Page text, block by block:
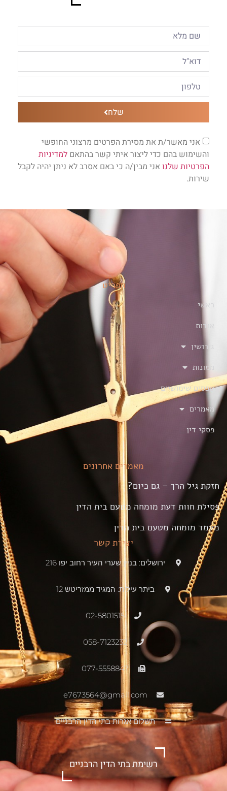
אני מאשר/ת את מסירת הפרטים מרצוני החופשי
והשימוש בהם כדי ליצור איתי קשר בהתאם למדיניות
הפרטיות שלנו אני מבין/ה כי באם אסרב לא ניתן יהיה לקבל
שירות.
שלח
תפריט
ראשי
אודות
גירושין
ממונות
טפסים שימושיים
מאמרים
פסקי דין
מאמרים אחרונים
חזקת גיל הרך – גם כיום?
פסילת חוות דעת מומחה מטעם בית הדין
מעמד מומחה מטעם בית הדין
יצירת קשר
ירושלים: בניין שערי העיר רחוב יפו 216
ביתר עילית: המגיד ממזריטש 12
02-5801515
058-7123232
077-5558847
e7673564@gmail.com
תשלום אגרות בתי הדין הרבניים
רשימת בתי הדין הרבניים